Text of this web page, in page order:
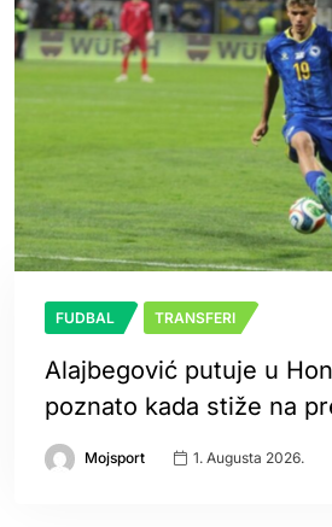
FUDBAL TRANSFERI
Alajbegović putuje u
poznato kada stiže na
Mojsport 1. Augusta 2026.